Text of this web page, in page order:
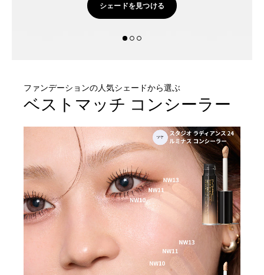
シェードを見つける
ファンデーションの人気シェードから選ぶ
ベストマッチ コンシーラー